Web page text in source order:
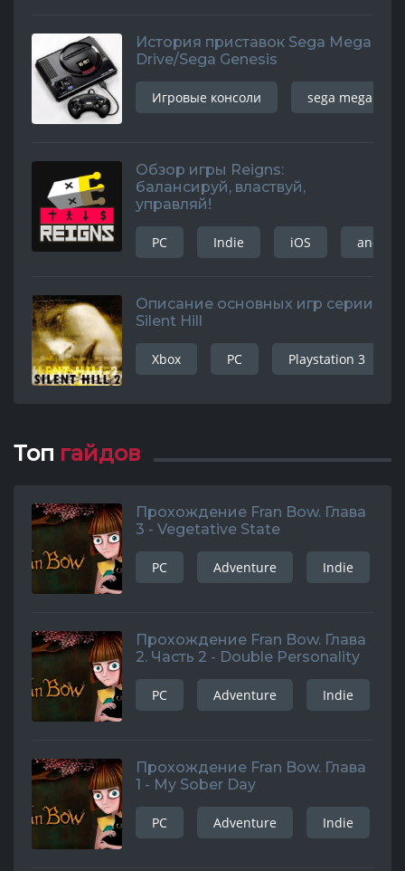
История приставок Sega Mega
Drive/Sega Genesis
Игровые консоли sega mega
Обзор игры Reigns:
балансируй, властвуй,
управляй!
PC Indie iOS android
Описание основных игр серии
Silent Hill
Xbox PC Playstation 3
Топ гайдов
Прохождение Fran Bow. Глава
3 - Vegetative State
PC Adventure Indie
Прохождение Fran Bow. Глава
2. Часть 2 - Double Personality
PC Adventure Indie
Прохождение Fran Bow. Глава
1 - My Sober Day
PC Adventure Indie